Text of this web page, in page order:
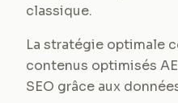
classique.
La stratégie optimale
contenus optimisés
SEO grâce aux